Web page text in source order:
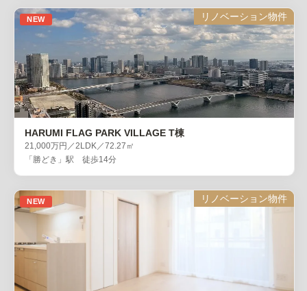
NEW リノベーション物件
HARUMI FLAG PARK VILLAGE T棟
21,000万円／2LDK／72.27㎡
「勝どき」駅 徒歩14分
NEW リノベーション物件